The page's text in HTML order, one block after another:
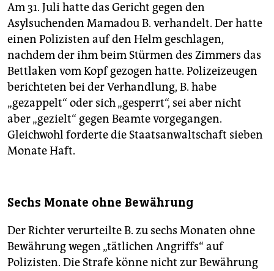
Am 31. Juli hatte das Gericht gegen den
Asylsuchenden Mamadou B. verhandelt. Der hatte
einen Polizisten auf den Helm geschlagen,
nachdem der ihm beim Stürmen des Zimmers das
Bettlaken vom Kopf gezogen hatte. Polizeizeugen
berichteten bei der Verhandlung, B. habe
„gezappelt“ oder sich „gesperrt“, sei aber nicht
aber „gezielt“ gegen Beamte vorgegangen.
Gleichwohl forderte die Staatsanwaltschaft sieben
Monate Haft.
Sechs Monate ohne Bewährung
Der Richter verurteilte B. zu sechs Monaten ohne
Bewährung wegen „tätlichen Angriffs“ auf
Polizisten. Die Strafe könne nicht zur Bewährung